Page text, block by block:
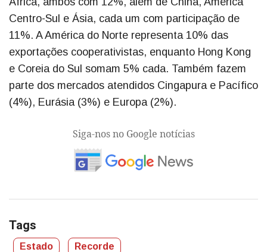
Centro-Sul e Ásia, cada um com participação de
11%. A América do Norte representa 10% das
exportações cooperativistas, enquanto Hong Kong
e Coreia do Sul somam 5% cada. Também fazem
parte dos mercados atendidos Cingapura e Pacífico
(4%), Eurásia (3%) e Europa (2%).
Siga-nos no Google notícias
Tags
Estado Recorde